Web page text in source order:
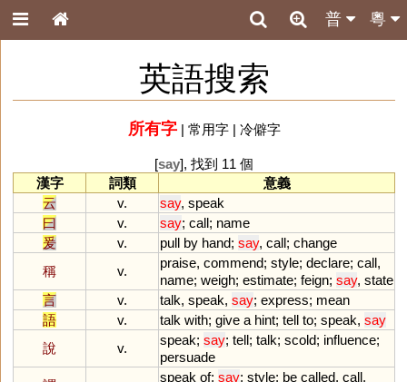
粵
普
英語搜索
所有字| 常用字| 冷僻字
[say], 找到 11 個
漢字
詞類
意義
云
v. say, speak
曰
v. say; call; name
爰
v. pull by hand; say, call; change
稱
v.
praise, commend; style; declare; call,
name; weigh; estimate; feign; say, state
言
v. talk, speak, say; express; mean
語
v. talk with; give a hint; tell to; speak, say
說
v.
speak; say; tell; talk; scold; influence;
persuade
speak of; say; style; be called, call,